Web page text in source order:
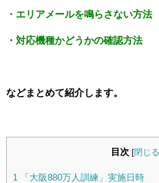
・エリアメールを鳴らさない方法
・対応機種かどうかの確認方法
などまとめて紹介します。
目次 [閉じる
1 「大阪880万人訓練」実施日時